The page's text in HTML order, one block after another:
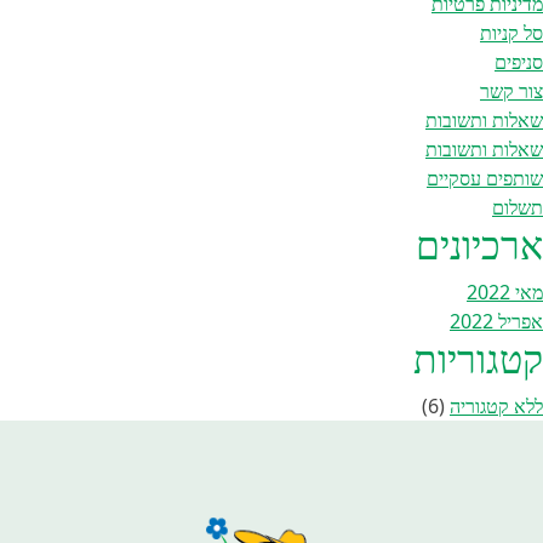
סל קניות
סניפים
צור קשר
שאלות ותשובות
שאלות ותשובות
שותפים עסקיים
תשלום
ארכיונים
מאי 2022
אפריל 2022
קטגוריות
ללא קטגוריה(6)